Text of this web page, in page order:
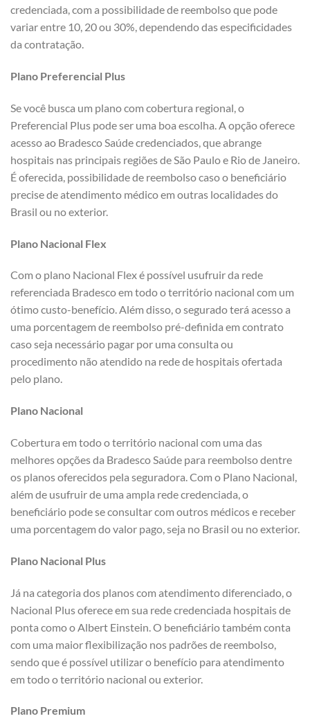
credenciada, com a possibilidade de reembolso que pode
variar entre 10, 20 ou 30%, dependendo das especificidades
da contratação.
Plano Preferencial Plus
Se você busca um plano com cobertura regional, o
Preferencial Plus pode ser uma boa escolha. A opção oferece
acesso ao Bradesco Saúde credenciados, que abrange
hospitais nas principais regiões de São Paulo e Rio de Janeiro.
É oferecida, possibilidade de reembolso caso o beneficiário
precise de atendimento médico em outras localidades do
Brasil ou no exterior.
Plano Nacional Flex
Com o plano Nacional Flex é possível usufruir da rede
referenciada Bradesco em todo o território nacional com um
ótimo custo-benefício. Além disso, o segurado terá acesso a
uma porcentagem de reembolso pré-definida em contrato
caso seja necessário pagar por uma consulta ou
procedimento não atendido na rede de hospitais ofertada
pelo plano.
Plano Nacional
Cobertura em todo o território nacional com uma das
melhores opções da Bradesco Saúde para reembolso dentre
os planos oferecidos pela seguradora. Com o Plano Nacional,
além de usufruir de uma ampla rede credenciada, o
beneficiário pode se consultar com outros médicos e receber
uma porcentagem do valor pago, seja no Brasil ou no exterior.
Plano Nacional Plus
Já na categoria dos planos com atendimento diferenciado, o
Nacional Plus oferece em sua rede credenciada hospitais de
ponta como o Albert Einstein. O beneficiário também conta
com uma maior flexibilização nos padrões de reembolso,
sendo que é possível utilizar o benefício para atendimento
em todo o território nacional ou exterior.
Plano Premium